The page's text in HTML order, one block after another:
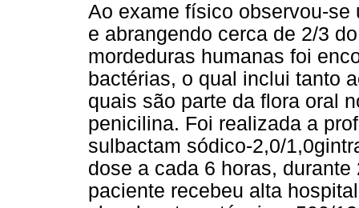
Ao exame físico observou-
e abrangendo cerca de 2/3
mordeduras humanas foi
bactérias, o qual inclui tanto
quais são parte da flora oral
penicilina. Foi realizada a
sulbactam sódico-2,0/1,0g
dose a cada 6 horas,
paciente recebeu alta